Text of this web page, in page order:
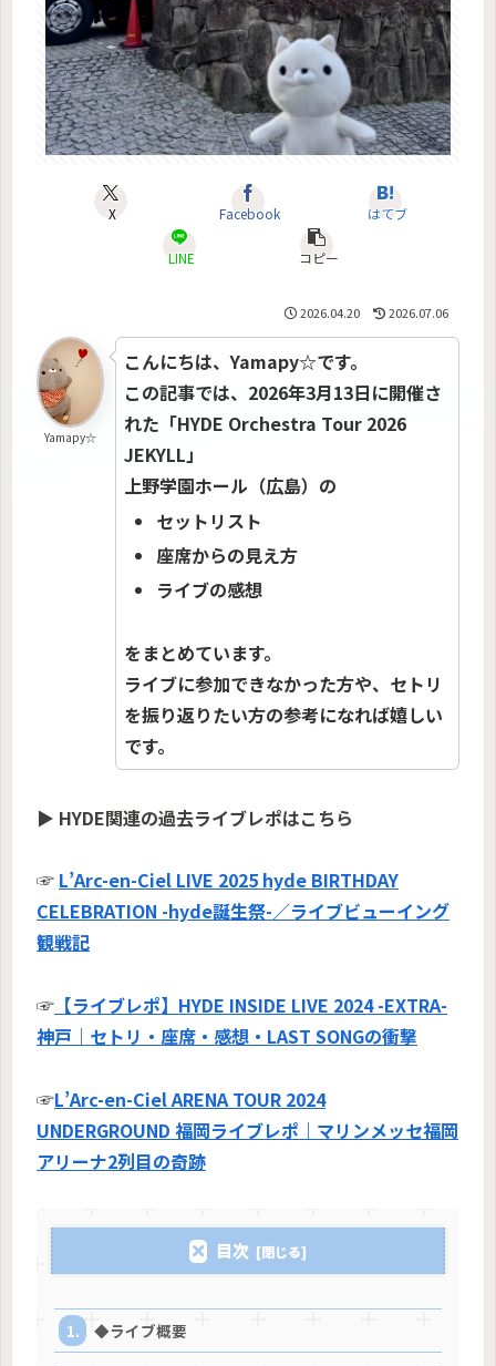
X Facebook はてブ
LINE コピー
2026.04.20 2026.07.06
Yamapy☆
こんにちは、Yamapy☆です。
この記事では、2026年3月13日に開催さ
れた「HYDE Orchestra Tour 2026
JEKYLL」
上野学園ホール（広島）の
セットリスト
座席からの見え方
ライブの感想
をまとめています。
ライブに参加できなかった方や、セトリ
を振り返りたい方の参考になれば嬉しい
です。
▶ HYDE関連の過去ライブレポはこちら
☞ L’Arc-en-Ciel LIVE 2025 hyde BIRTHDAY
CELEBRATION -hyde誕生祭-／ライブビューイング
観戦記
☞ 【ライブレポ】HYDE INSIDE LIVE 2024 -EXTRA-
神戸｜セトリ・座席・感想・LAST SONGの衝撃
☞L’Arc-en-Ciel ARENA TOUR 2024
UNDERGROUND 福岡ライブレポ｜マリンメッセ福岡
アリーナ2列目の奇跡
目次
◆ライブ概要